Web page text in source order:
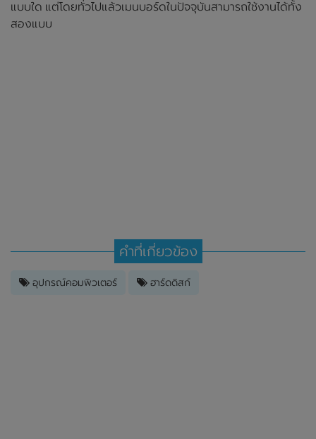
แบบใด แต่โดยทั่วไปแล้วเมนบอร์ดในปัจจุบันสามารถใช้งานได้ทั้ง
สองแบบ
คำที่เกี่ยวข้อง
อุปกรณ์คอมพิวเตอร์ ฮาร์ดดิสก์